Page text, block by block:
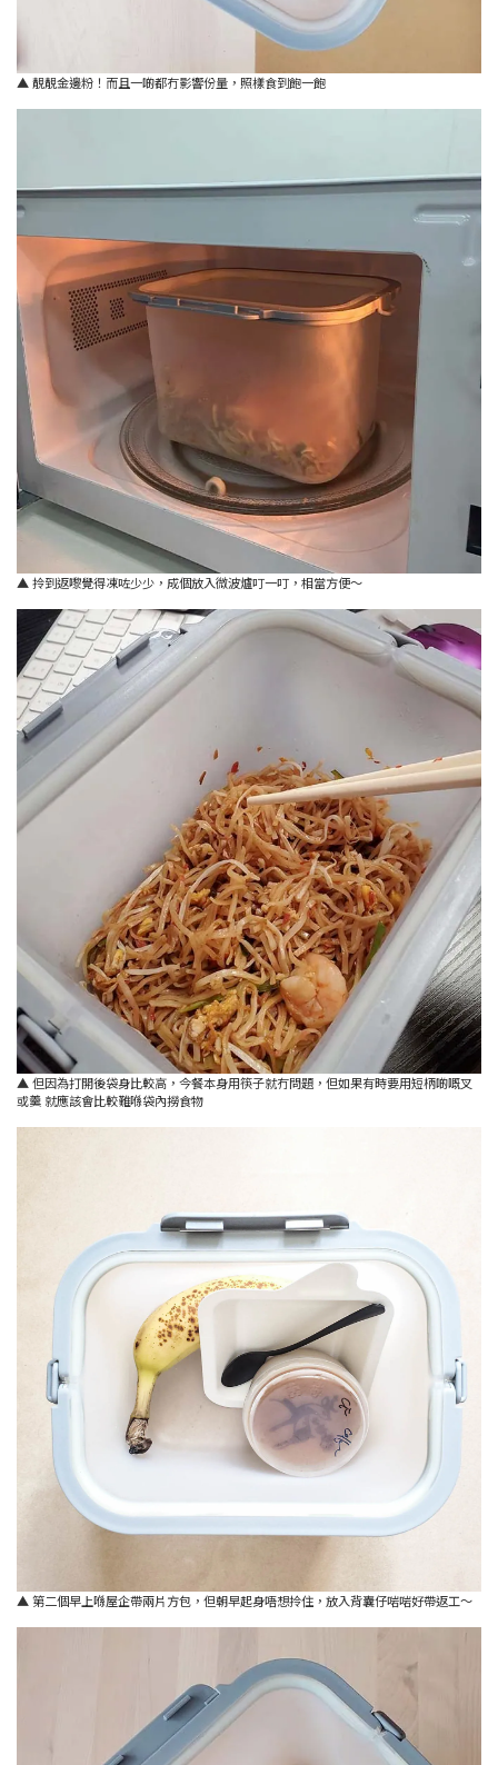
▲ 靚靚金邊粉！而且一啲都冇影響份量，照樣食到飽一飽
▲ 拎到返嚟覺得凍咗少少，成個放入微波爐叮一叮，相當方便～
▲ 但因為打開後袋身比較高，今餐本身用筷子就冇問題，但如果有時要用短柄啲嘅叉
或羹 就應該會比較難喺袋內撈食物
▲ 第二個早上喺屋企帶兩片方包，但朝早起身唔想拎住，放入背囊仔啱啱好帶返工～